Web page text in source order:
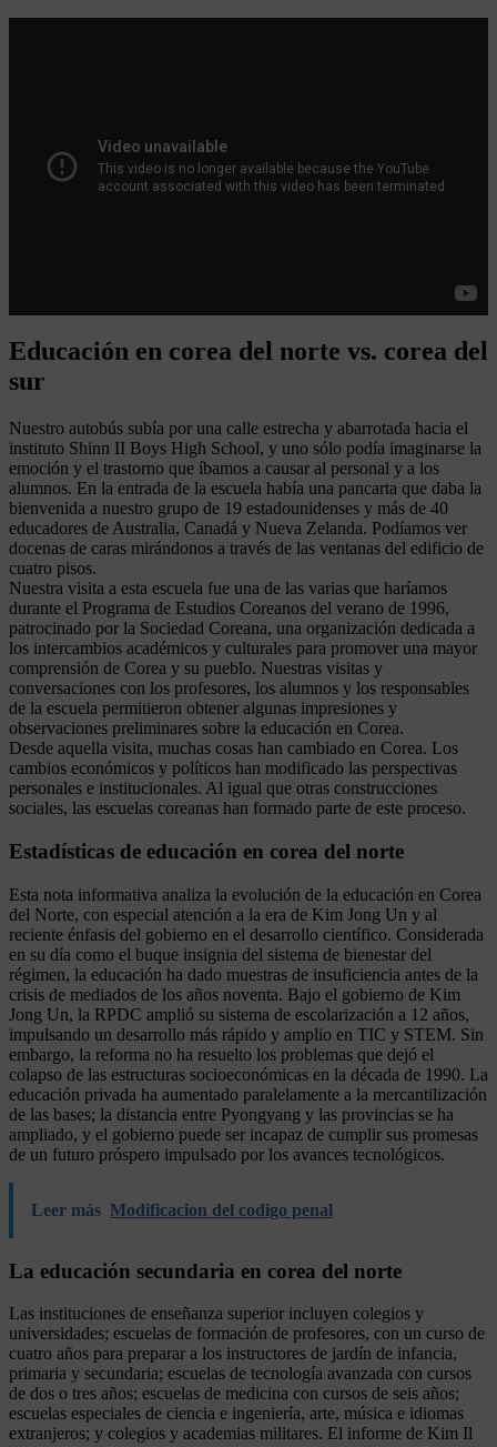
Educación en corea del norte vs. corea del
sur
Nuestro autobús subía por una calle estrecha y abarrotada hacia el
instituto Shinn II Boys High School, y uno sólo podía imaginarse la
emoción y el trastorno que íbamos a causar al personal y a los
alumnos. En la entrada de la escuela había una pancarta que daba la
bienvenida a nuestro grupo de 19 estadounidenses y más de 40
educadores de Australia, Canadá y Nueva Zelanda. Podíamos ver
docenas de caras mirándonos a través de las ventanas del edificio de
cuatro pisos.
Nuestra visita a esta escuela fue una de las varias que haríamos
durante el Programa de Estudios Coreanos del verano de 1996,
patrocinado por la Sociedad Coreana, una organización dedicada a
los intercambios académicos y culturales para promover una mayor
comprensión de Corea y su pueblo. Nuestras visitas y
conversaciones con los profesores, los alumnos y los responsables
de la escuela permitieron obtener algunas impresiones y
observaciones preliminares sobre la educación en Corea.
Desde aquella visita, muchas cosas han cambiado en Corea. Los
cambios económicos y políticos han modificado las perspectivas
personales e institucionales. Al igual que otras construcciones
sociales, las escuelas coreanas han formado parte de este proceso.
Estadísticas de educación en corea del norte
Esta nota informativa analiza la evolución de la educación en Corea
del Norte, con especial atención a la era de Kim Jong Un y al
reciente énfasis del gobierno en el desarrollo científico. Considerada
en su día como el buque insignia del sistema de bienestar del
régimen, la educación ha dado muestras de insuficiencia antes de la
crisis de mediados de los años noventa. Bajo el gobierno de Kim
Jong Un, la RPDC amplió su sistema de escolarización a 12 años,
impulsando un desarrollo más rápido y amplio en TIC y STEM. Sin
embargo, la reforma no ha resuelto los problemas que dejó el
colapso de las estructuras socioeconómicas en la década de 1990. La
educación privada ha aumentado paralelamente a la mercantilización
de las bases; la distancia entre Pyongyang y las provincias se ha
ampliado, y el gobierno puede ser incapaz de cumplir sus promesas
de un futuro próspero impulsado por los avances tecnológicos.
Leer más Modificacion del codigo penal
La educación secundaria en corea del norte
Las instituciones de enseñanza superior incluyen colegios y
universidades; escuelas de formación de profesores, con un curso de
cuatro años para preparar a los instructores de jardín de infancia,
primaria y secundaria; escuelas de tecnología avanzada con cursos
de dos o tres años; escuelas de medicina con cursos de seis años;
escuelas especiales de ciencia e ingeniería, arte, música e idiomas
extranjeros; y colegios y academias militares. El informe de Kim Il